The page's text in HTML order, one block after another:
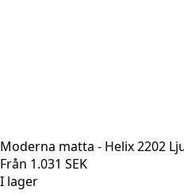
Moderna matta - Helix 2202
Från 1.031 SEK
I lager